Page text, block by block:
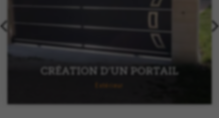
Photo précédente
CRÉATION D’UN PORTAIL
Extérieur